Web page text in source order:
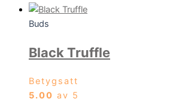
Buds
Black Truffle
Betygsatt
5.00 av 5